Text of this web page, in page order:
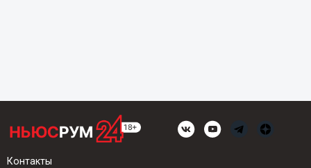
Контакты